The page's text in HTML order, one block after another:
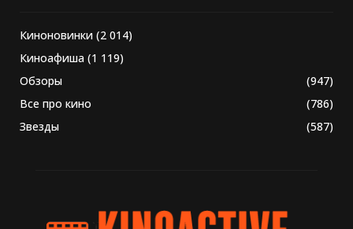
Киноновинки (2 014)
Киноафиша (1 119)
Обзоры
(947)
Все про кино
(786)
Звезды
(587)